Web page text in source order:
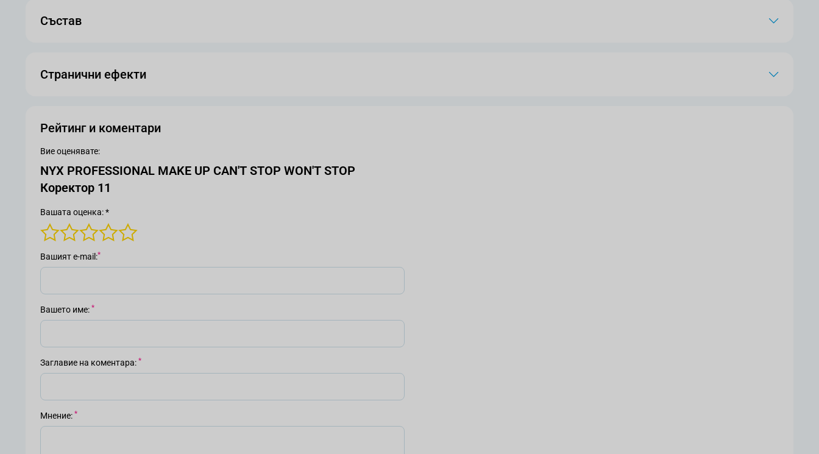
Състав
Странични ефекти
Рейтинг и коментари
Вие оценявате:
NYX PROFESSIONAL MAKE UP CAN'T STOP WON'T STOP
Коректор 11
Вашата оценка: *
Вашият е-mail
Вашето име
Заглавие на коментара
Мнение